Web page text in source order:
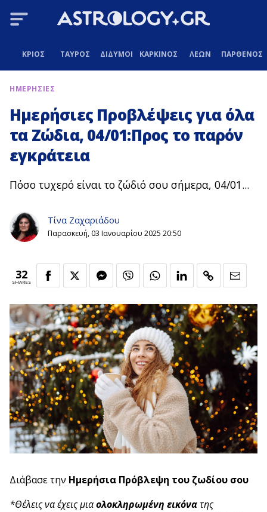
ΚΡΙΟΣ ΤΑΥΡΟΣ ΔΙΔΥΜΟΙ ΚΑΡΚΙΝΟΣ ΛΕΩΝ ΠΑΡΘΕΝΟΣ
ΗΜΕΡΗΣΙΕΣ
Ημερήσιες Προβλέψεις για όλα
τα Ζώδια, 04/01:Προς το παρόν
εγκράτεια
Πόσο τυχερό είναι το ζώδιό σου σήμερα, 04/01...
Τίνα Ζαχαριάδου
Παρασκευή, 03 Ιανουαρίου 2025 20:50
32
SHARES
Διάβασε την Ημερήσια Πρόβλεψη του ζωδίου σου
*Θέλεις να έχεις μιαολοκληρωμένη εικόνατης